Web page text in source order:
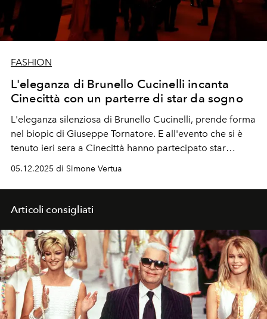
FASHION
L'eleganza di Brunello Cucinelli incanta
Cinecittà con un parterre di star da sogno
L'eleganza silenziosa di Brunello Cucinelli, prende forma
nel biopic di Giuseppe Tornatore. E all'evento che si è
tenuto ieri sera a Cinecittà hanno partecipato star
internazionali dal calibro di Jessica Chastain e Jonathan
05.12.2025 di Simone Vertua
Articoli consigliati